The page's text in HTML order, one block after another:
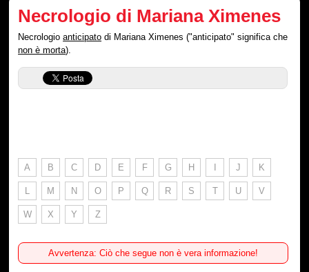
Necrologio di Mariana Ximenes
Necrologioanticipato di Mariana Ximenes ("anticipato" significa che
non è morta).
A B C D E F G H I J K
L M N O P Q R S T U V
W X Y Z
Avvertenza: Ciò che segue non è vera informazione!